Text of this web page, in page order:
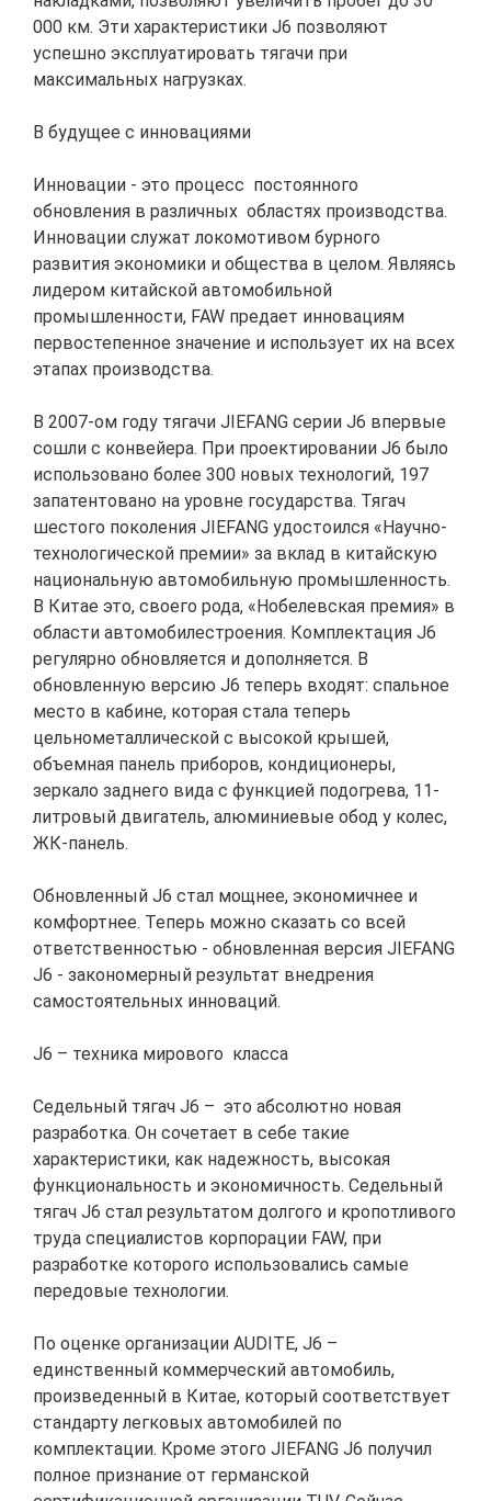
000 км. Эти характеристики J6 позволяют
успешно эксплуатировать тягачи при
максимальных нагрузках.
В будущее с инновациями
Инновации - это процесс постоянного
обновления в различных областях производства.
Инновации служат локомотивом бурного
развития экономики и общества в целом. Являясь
лидером китайской автомобильной
промышленности, FAW предает инновациям
первостепенное значение и использует их на всех
этапах производства.
В 2007-ом году тягачи JIEFANG серии J6 впервые
сошли с конвейера. При проектировании J6 было
использовано более 300 новых технологий, 197
запатентовано на уровне государства. Тягач
шестого поколения JIEFANG удостоился «Научно-
технологической премии» за вклад в китайскую
национальную автомобильную промышленность.
В Китае это, своего рода, «Нобелевская премия» в
области автомобилестроения. Комплектация J6
регулярно обновляется и дополняется. В
обновленную версию J6 теперь входят: спальное
место в кабине, которая стала теперь
цельнометаллической с высокой крышей,
объемная панель приборов, кондиционеры,
зеркало заднего вида с функцией подогрева, 11-
литровый двигатель, алюминиевые обод у колес,
ЖК-панель.
Обновленный J6 стал мощнее, экономичнее и
комфортнее. Теперь можно сказать со всей
ответственностью - обновленная версия JIEFANG
J6 - закономерный результат внедрения
самостоятельных инноваций.
J6 – техника мирового класса
Седельный тягач J6 – это абсолютно новая
разработка. Он сочетает в себе такие
характеристики, как надежность, высокая
функциональность и экономичность. Седельный
тягач J6 стал результатом долгого и кропотливого
труда специалистов корпорации FAW, при
разработке которого использовались самые
передовые технологии.
По оценке организации AUDITE, J6 –
единственный коммерческий автомобиль,
произведенный в Китае, который соответствует
стандарту легковых автомобилей по
комплектации. Кроме этого JIEFANG J6 получил
полное признание от германской